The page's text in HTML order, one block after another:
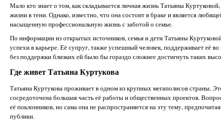
Мало кто знает о том, как складывается личная жизнь Татьяны
жизни в тени. Однако, известно, что она состоит в браке и является
насыщенную профессиональную жизнь с заботой о семье.
По информации из открытых источников, семья и дети Татьяны
успехи в карьере. Её супруг, также успешный человек, поддерживает её
без поддержки близких ей было бы гораздо сложнее достигнуть таких
Где живет Татьяна Куртукова
Татьяна Куртукова проживает в одном из крупных мегаполисов страны.
сосредоточена большая часть её работы и общественных проектов.
её поклонников, но сама она не распространяется на эту тему,
публики.